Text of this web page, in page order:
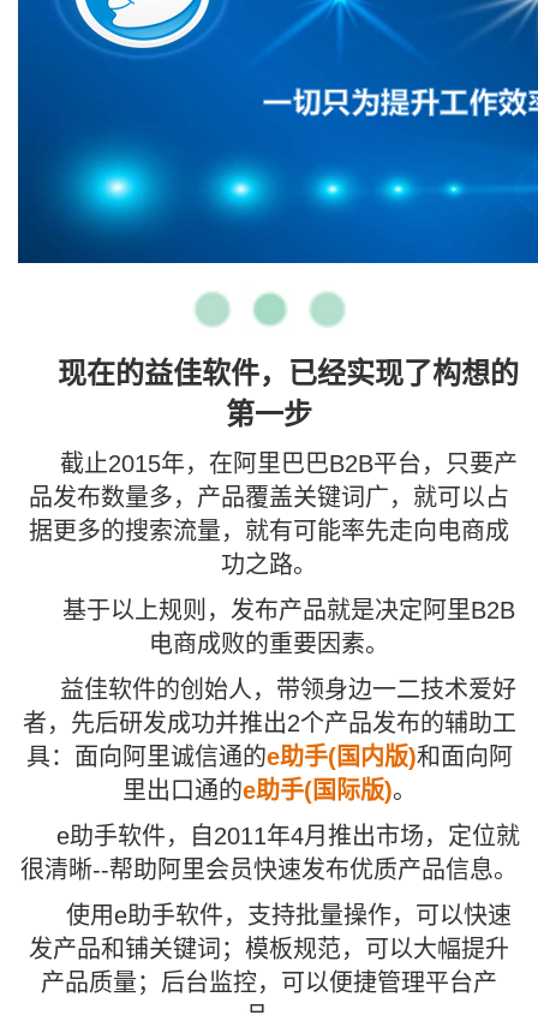
现在的益佳软件，已经实现了构想的
第一步
截止2015年，在阿里巴巴B2B平台，只要产
品发布数量多，产品覆盖关键词广，就可以占
据更多的搜索流量，就有可能率先走向电商成
功之路。
基于以上规则，发布产品就是决定阿里B2B
电商成败的重要因素。
益佳软件的创始人，带领身边一二技术爱好
者，先后研发成功并推出2个产品发布的辅助工
具：面向阿里诚信通的e助手(国内版)和面向阿
里出口通的e助手(国际版)。
e助手软件，自2011年4月推出市场，定位就
很清晰--帮助阿里会员快速发布优质产品信息。
使用e助手软件，支持批量操作，可以快速
发产品和铺关键词；模板规范，可以大幅提升
产品质量；后台监控，可以便捷管理平台产